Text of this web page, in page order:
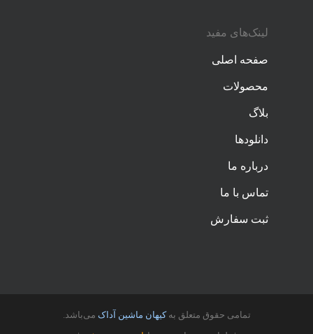
لینک‌های مفید
صفحه اصلی
محصولات
بلاگ
دانلودها
درباره ما
تماس با ما
ثبت سفارش
تمامی حقوق متعلق بهکیهان ماشین آداک می‌باشد.